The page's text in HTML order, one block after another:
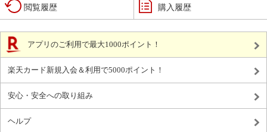
閲覧履歴 購入履歴
アプリのご利用で最大1000ポイント！
楽天カード新規入会＆利用で5000ポイント！
安心・安全への取り組み
ヘルプ